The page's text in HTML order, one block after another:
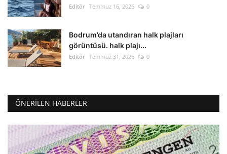
Editör Temmuz 16, 2026 0
Bodrum’da utandıran halk plajları
görüntüsü. halk plajı...
Editör Temmuz 31, 2026 0
ÖNERILEN HABERLER